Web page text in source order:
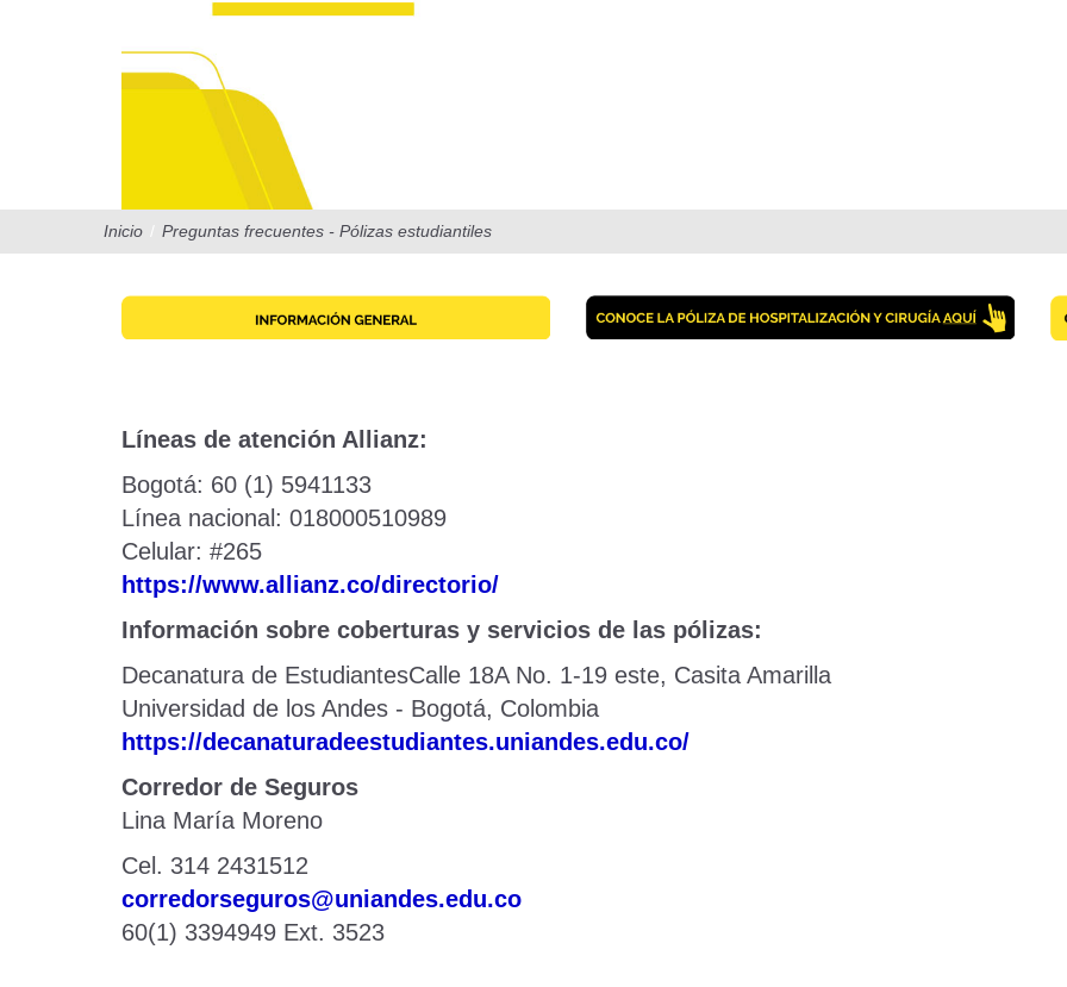
Inicio / Preguntas frecuentes - Pólizas estudiantiles
Líneas de atención Allianz:
Bogotá: 60 (1) 5941133
Línea nacional: 018000510989
Celular: #265
https://www.allianz.co/directorio/
Información sobre coberturas y servicios de las pólizas:
Decanatura de EstudiantesCalle 18A No. 1-19 este, Casita Amarilla
Universidad de los Andes - Bogotá, Colombia
https://decanaturadeestudiantes.uniandes.edu.co/
Corredor de Seguros
Lina María Moreno
Cel. 314 2431512
corredorseguros@uniandes.edu.co
60(1) 3394949 Ext. 3523